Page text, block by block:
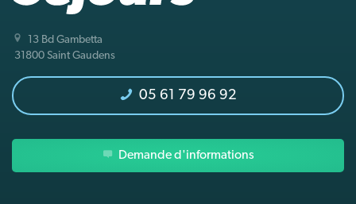
13 Bd Gambetta
31800 Saint Gaudens
05 61 79 96 92
Demande d'informations